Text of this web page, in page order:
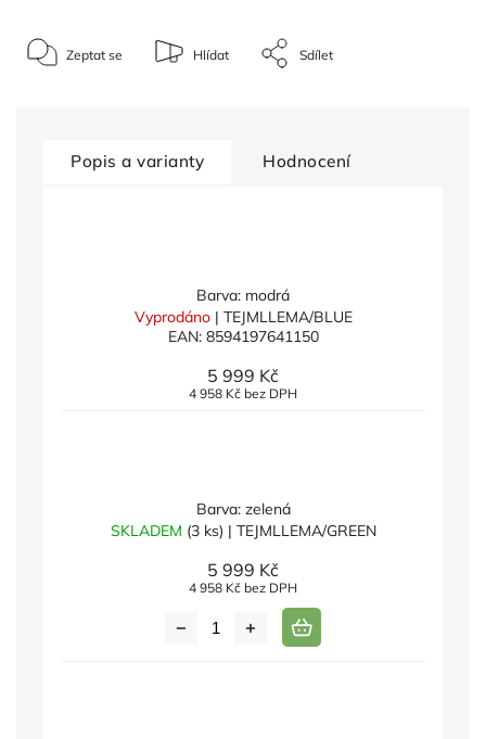
Zeptat se Hlídat Sdílet
Popis a varianty Hodnocení
Barva: modrá
Vyprodáno | TEJMLLEMA/BLUE
EAN: 8594197641150
5 999 Kč
4 958 Kč bez DPH
Barva: zelená
SKLADEM (3 ks) | TEJMLLEMA/GREEN
5 999 Kč
4 958 Kč bez DPH